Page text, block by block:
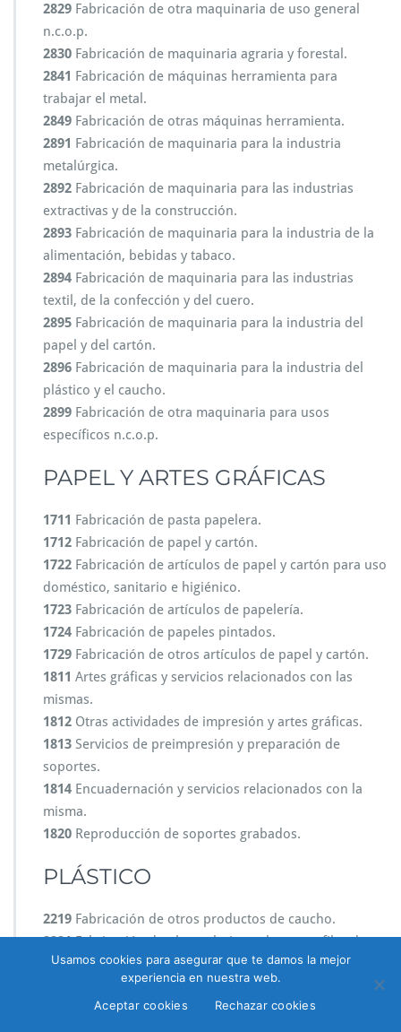
2829 Fabricación de otra maquinaria de uso general
n.c.o.p.
2830 Fabricación de maquinaria agraria y forestal.
2841 Fabricación de máquinas herramienta para
trabajar el metal.
2849 Fabricación de otras máquinas herramienta.
2891 Fabricación de maquinaria para la industria
metalúrgica.
2892 Fabricación de maquinaria para las industrias
extractivas y de la construcción.
2893 Fabricación de maquinaria para la industria de la
alimentación, bebidas y tabaco.
2894 Fabricación de maquinaria para las industrias
textil, de la confección y del cuero.
2895 Fabricación de maquinaria para la industria del
papel y del cartón.
2896 Fabricación de maquinaria para la industria del
plástico y el caucho.
2899 Fabricación de otra maquinaria para usos
específicos n.c.o.p.
PAPEL Y ARTES GRÁFICAS
1711 Fabricación de pasta papelera.
1712 Fabricación de papel y cartón.
1722 Fabricación de artículos de papel y cartón para uso
doméstico, sanitario e higiénico.
1723 Fabricación de artículos de papelería.
1724 Fabricación de papeles pintados.
1729 Fabricación de otros artículos de papel y cartón.
1811 Artes gráficas y servicios relacionados con las
mismas.
1812 Otras actividades de impresión y artes gráficas.
1813 Servicios de preimpresión y preparación de
soportes.
1814 Encuadernación y servicios relacionados con la
misma.
1820 Reproducción de soportes grabados.
PLÁSTICO
2219 Fabricación de otros productos de caucho.
2221Fabricación de placas, hojas, tubos y perfiles de
plástico.
Fabricación de productos de plástico para la
construcción.
Usamos cookies para asegurar que te damos la mejor
experiencia en nuestra web.
Aceptar cookies
Rechazar cookies